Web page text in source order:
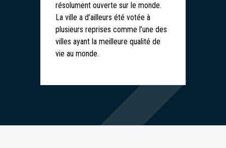
résolument ouverte sur le monde.
La ville a d’ailleurs été votée à
plusieurs reprises comme l’une des
villes ayant la meilleure qualité de
vie au monde.